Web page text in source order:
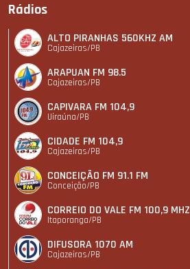
Rádios
ALTO PIRANHAS 560KHZ AM
Cajazeiras/PB
ARAPUAN FM 98.5
Cajazeiras/PB
CAPIVARA FM 104,9
Uiraúna/PB
CIDADE FM 104,9
Cajazeiras/PB
CONCEIÇÃO FM 91.1 FM
Conceição/PB
CORREIO DO VALE FM 100,9 MHZ
Itaporanga/PB
DIFUSORA 1070 AM
Cajazeiras/PB